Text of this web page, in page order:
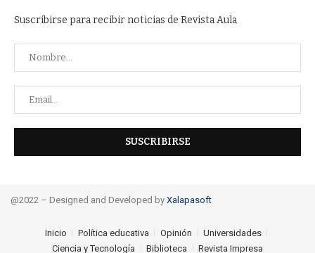
Suscribirse para recibir noticias de Revista Aula
@2022 – Designed and Developed by Xalapasoft
Inicio Política educativa Opinión
Universidades
Ciencia y Tecnología
Biblioteca Revista Impresa